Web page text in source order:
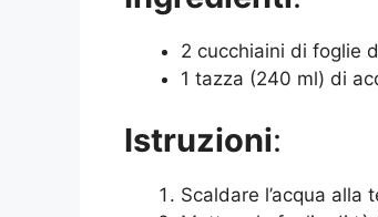
2 cucchiaini di foglie
1 tazza (240 ml) di
Istruzioni:
Scaldare l’acqua